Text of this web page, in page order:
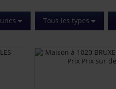
Tous les types